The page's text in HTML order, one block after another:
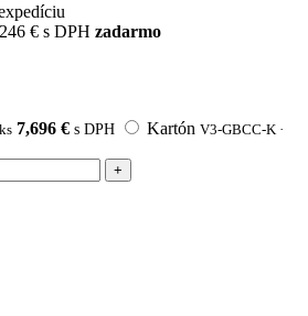
€ s DPH zadarmo
7,696 € s DPH Kartón V3-GBCC-K ·
+